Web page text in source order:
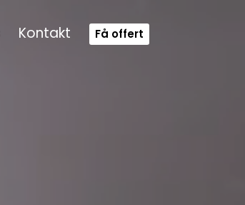
Kontakt Få offert